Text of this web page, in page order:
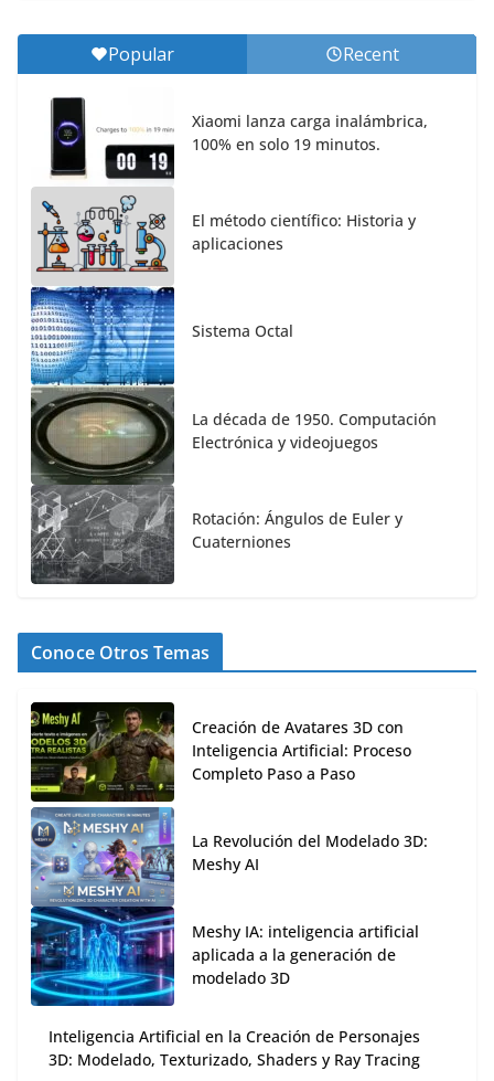
Popular Recent
Xiaomi lanza carga inalámbrica,
100% en solo 19 minutos.
El método científico: Historia y
aplicaciones
Sistema Octal
La década de 1950. Computación
Electrónica y videojuegos
Rotación: Ángulos de Euler y
Cuaterniones
Conoce Otros Temas
Creación de Avatares 3D con
Inteligencia Artificial: Proceso
Completo Paso a Paso
La Revolución del Modelado 3D:
Meshy AI
Meshy IA: inteligencia artificial
aplicada a la generación de
modelado 3D
Inteligencia Artificial en la Creación de Personajes
3D: Modelado, Texturizado, Shaders y Ray Tracing